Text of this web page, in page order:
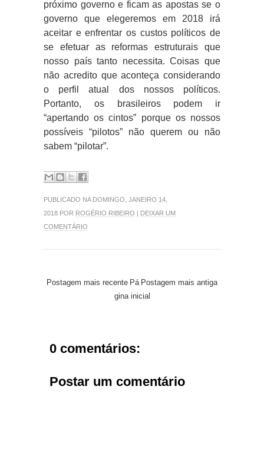
próximo governo e ficam as apostas se o
governo que elegeremos em 2018 irá
aceitar e enfrentar os custos políticos de
se efetuar as reformas estruturais que
nosso país tanto necessita. Coisas que
não acredito que aconteça considerando
o perfil atual dos nossos políticos.
Portanto, os brasileiros podem ir
“apertando os cintos” porque os nossos
possíveis “pilotos” não querem ou não
sabem “pilotar”.
PUBLICADO NA DOMINGO, JANEIRO 14,
2018 POR ROGÉRIO RIBEIRO | DEIXAR UM
COMENTÁRIO
Postagem mais recente Postagem mais antiga
Pá
gina inicial
0 comentários:
Postar um comentário